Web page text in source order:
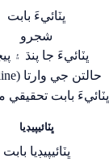
ڀٽائيءَ بابت
شجرو
ڀٽائيءَ جا پنڌ ۽
حالتن جي وارتا (timeline)
ڀٽائيءَ بابت
ڀٽائيپيڊيا
ڀٽائيپيڊيا بابت